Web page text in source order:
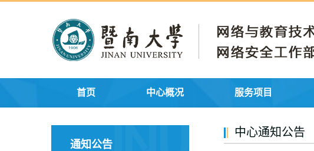
首页 中心概况 服务项目
通知公告
中心通知公告